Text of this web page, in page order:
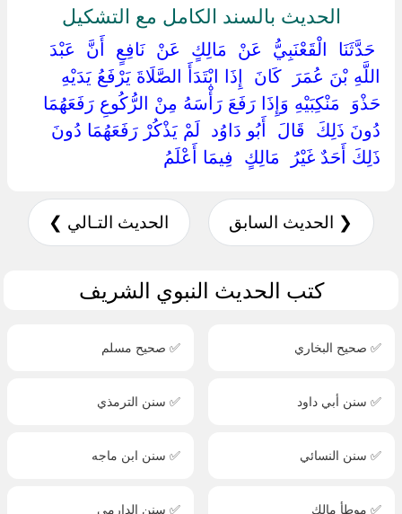
الحديث بالسند الكامل مع التشكيل
‏ ‏حَدَّثَنَا ‏ ‏الْقَعْنَبِيُّ ‏ ‏عَنْ ‏ ‏مَالِكٍ ‏ ‏عَنْ ‏ ‏نَافِعٍ ‏ ‏أَنَّ ‏ ‏عَبْدَ
اللَّهِ بْنَ عُمَرَ ‏ ‏كَانَ ‏ ‏إِذَا ابْتَدَأَ الصَّلَاةَ يَرْفَعُ يَدَيْهِ ‏
‏حَذْوَ ‏ ‏مَنْكِبَيْهِ وَإِذَا رَفَعَ رَأْسَهُ مِنْ الرُّكُوعِ رَفَعَهُمَا
دُونَ ذَلِكَ ‏ ‏قَالَ ‏ ‏أَبُو دَاوُد ‏ ‏لَمْ يَذْكُرْ رَفَعَهُمَا دُونَ
ذَلِكَ أَحَدٌ غَيْرُ ‏ ‏مَالِكٍ ‏ ‏فِيمَا أَعْلَمُ ‏
❮ الحديث السابق الحديث التـالي ❯
كتب الحديث النبوي الشريف
✅ صحيح البخاري ✅ صحيح مسلم
✅ سنن أبي داود ✅ سنن الترمذي
✅ سنن النسائي ✅ سنن ابن ماجه
✅ موطأ مالك ✅ سنن الدارمي